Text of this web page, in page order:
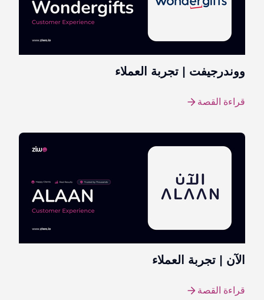
ووندرجيفت | تجربة العملاء
قراءة القصة
الآن | تجربة العملاء
قراءة القصة